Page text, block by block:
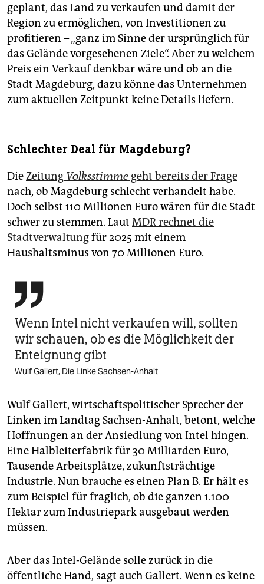
geplant, das Land zu verkaufen und damit der
Region zu ermöglichen, von Investitionen zu
profitieren – „ganz im Sinne der ursprünglich für
das Gelände vorgesehenen Ziele“. Aber zu welchem
Preis ein Verkauf denkbar wäre und ob an die
Stadt Magdeburg, dazu könne das Unternehmen
zum aktuellen Zeitpunkt keine Details liefern.
Schlechter Deal für Magdeburg?
DieZeitung Volksstimme geht bereits der Frage
nach, ob Magdeburg schlecht verhandelt habe.
Doch selbst 110 Millionen Euro wären für die Stadt
schwer zu stemmen. Laut MDR rechnet die
Stadtverwaltungfür 2025 mit einem
Haushaltsminus von 70 Millionen Euro.

Wenn Intel nicht verkaufen will, sollten
wir schauen, ob es die Möglichkeit der
Enteignung gibt
Wulf Gallert, Die Linke Sachsen-Anhalt
Wulf Gallert, wirtschaftspolitischer Sprecher der
Linken im Landtag Sachsen-Anhalt, betont, welche
Hoffnungen an der Ansiedlung von Intel hingen.
Eine Halbleiterfabrik für 30 Milliarden Euro,
Tausende Arbeitsplätze, zukunftsträchtige
Industrie. Nun brauche es einen Plan B. Er hält es
zum Beispiel für fraglich, ob die ganzen 1.100
Hektar zum Industriepark ausgebaut werden
müssen.
Aber das Intel-Gelände solle zurück in die
öffentliche Hand, sagt auch Gallert. Wenn es keine